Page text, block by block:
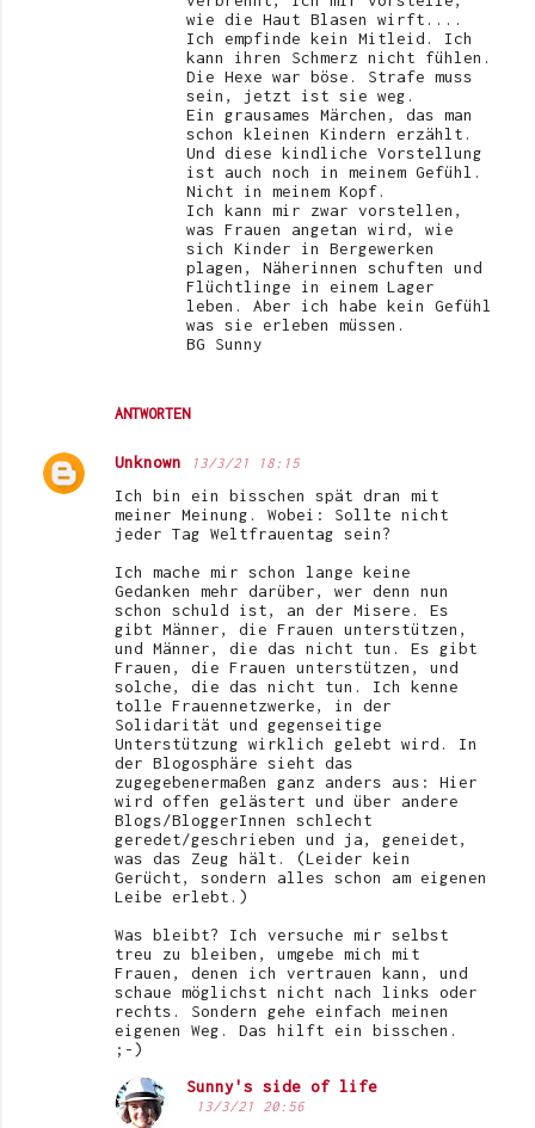
ANTWORTEN
wie die Haut Blasen wirft....
Ich empfinde kein Mitleid. Ich
kann ihren Schmerz nicht fühlen.
Die Hexe war böse. Strafe muss
sein, jetzt ist sie weg.
Ein grausames Märchen, das man
schon kleinen Kindern erzählt.
Und diese kindliche Vorstellung
ist auch noch in meinem Gefühl.
Nicht in meinem Kopf.
Ich kann mir zwar vorstellen,
was Frauen angetan wird, wie
sich Kinder in Bergewerken
plagen, Näherinnen schuften und
Flüchtlinge in einem Lager
leben. Aber ich habe kein Gefühl
was sie erleben müssen.
BG Sunny
Unknown 13/3/21 18:15
Ich bin ein bisschen spät dran mit
meiner Meinung. Wobei: Sollte nicht
jeder Tag Weltfrauentag sein?
Ich mache mir schon lange keine
Gedanken mehr darüber, wer denn nun
schon schuld ist, an der Misere. Es
gibt Männer, die Frauen unterstützen,
und Männer, die das nicht tun. Es gibt
Frauen, die Frauen unterstützen, und
solche, die das nicht tun. Ich kenne
tolle Frauennetzwerke, in der
Solidarität und gegenseitige
Unterstützung wirklich gelebt wird. In
der Blogosphäre sieht das
zugegebenermaßen ganz anders aus: Hier
wird offen gelästert und über andere
Blogs/BloggerInnen schlecht
geredet/geschrieben und ja, geneidet,
was das Zeug hält. (Leider kein
Gerücht, sondern alles schon am eigenen
Leibe erlebt.)
Was bleibt? Ich versuche mir selbst
treu zu bleiben, umgebe mich mit
Frauen, denen ich vertrauen kann, und
schaue möglichst nicht nach links oder
rechts. Sondern gehe einfach meinen
eigenen Weg. Das hilft ein bisschen.
;-)
Sunny's side of life
13/3/21 20:56